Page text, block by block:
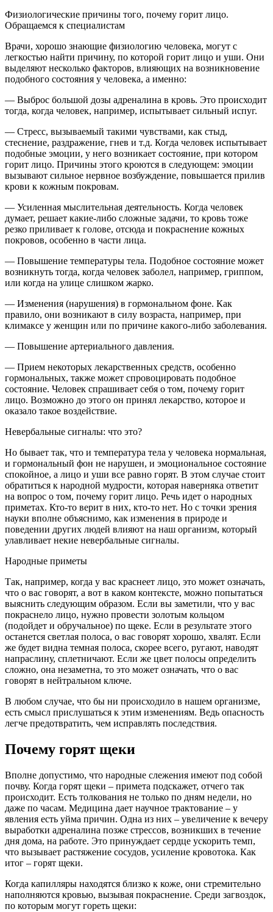
Физиологические причины того, почему горит лицо.
Обращаемся к специалистам
Врачи, хорошо знающие физиологию человека, могут с
легкостью найти причину, по которой горит лицо и уши. Они
выделяют несколько факторов, влияющих на возникновение
подобного состояния у человека, а именно:
— Выброс большой дозы адреналина в кровь. Это происходит
тогда, когда человек, например, испытывает сильный испуг.
— Стресс, вызываемый такими чувствами, как стыд,
стеснение, раздражение, гнев и т.д. Когда человек испытывает
подобные эмоции, у него возникает состояние, при котором
горит лицо. Причины этого кроются в следующем: эмоции
вызывают сильное нервное возбуждение, повышается прилив
крови к кожным покровам.
— Усиленная мыслительная деятельность. Когда человек
думает, решает какие-либо сложные задачи, то кровь тоже
резко приливает к голове, отсюда и покраснение кожных
покровов, особенно в части лица.
— Повышение температуры тела. Подобное состояние может
возникнуть тогда, когда человек заболел, например, гриппом,
или когда на улице слишком жарко.
— Изменения (нарушения) в гормональном фоне. Как
правило, они возникают в силу возраста, например, при
климаксе у женщин или по причине какого-либо заболевания.
— Повышение артериального давления.
— Прием некоторых лекарственных средств, особенно
гормональных, также может спровоцировать подобное
состояние. Человек спрашивает себя о том, почему горит
лицо. Возможно до этого он принял лекарство, которое и
оказало такое воздействие.
Невербальные сигналы: что это?
Но бывает так, что и температура тела у человека нормальная,
и гормональный фон не нарушен, и эмоциональное состояние
спокойное, а лицо и уши все равно горят. В этом случае стоит
обратиться к народной мудрости, которая наверняка ответит
на вопрос о том, почему горит лицо. Речь идет о народных
приметах. Кто-то верит в них, кто-то нет. Но с точки зрения
науки вполне объяснимо, как изменения в природе и
поведении других людей влияют на наш организм, который
улавливает некие невербальные сигналы.
Народные приметы
Так, например, когда у вас краснеет лицо, это может означать,
что о вас говорят, а вот в каком контексте, можно попытаться
выяснить следующим образом. Если вы заметили, что у вас
покраснело лицо, нужно провести золотым кольцом
(подойдет и обручальное) по щеке. Если в результате этого
останется светлая полоса, о вас говорят хорошо, хвалят. Если
же будет видна темная полоса, скорее всего, ругают, наводят
напраслину, сплетничают. Если же цвет полосы определить
сложно, она незаметна, то это может означать, что о вас
говорят в нейтральном ключе.
В любом случае, что бы ни происходило в нашем организме,
есть смысл прислушаться к этим изменениям. Ведь опасность
легче предотвратить, чем исправлять последствия.
Почему горят щеки
Вполне допустимо, что народные слежения имеют под собой
почву. Когда горят щеки – примета подскажет, отчего так
происходит. Есть толкования не только по дням недели, но
даже по часам. Медицина дает научное трактование – у
явления есть уйма причин. Одна из них – увеличение к вечеру
выработки адреналина позже стрессов, возникших в течение
дня дома, на работе. Это принуждает сердце ускорить темп,
что вызывает растяжение сосудов, усиление кровотока. Как
итог – горят щеки.
Когда капилляры находятся близко к коже, они стремительно
наполняются кровью, вызывая покраснение. Среди загвоздок,
по которым могут гореть щеки: